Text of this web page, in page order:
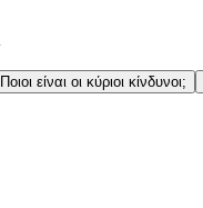
Ποιοι είναι οι κύριοι κίνδυνοι;